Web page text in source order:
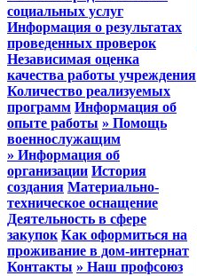
социальных услуг
Информация о результатах
проведенных проверок
Независимая оценка
качества работы учреждения
Количество реализуемых
программ Информация об
опыте работы » Помощь
военнослужащим
» Информация об
организации История
создания Материально-
техническое оснащение
Деятельность в сфере
закупок Как оформиться на
проживание в дом-интернат
Контакты » Наш профсоюз